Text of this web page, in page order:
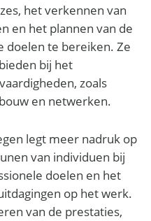
het verkennen van
en het plannen van de
doelen te bereiken. Ze
bij het
zoals
en netwerken.
legt meer nadruk op
van individuen bij
doelen en het
op het werk.
van de prestaties,